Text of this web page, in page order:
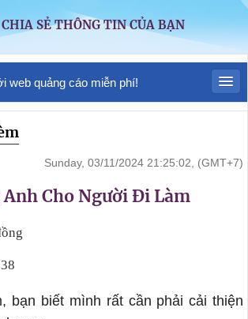
CHIA SẺ THÔNG TIN CỦA BẠN
web quảng cáo miễn phí!
Sunday, 03/11/2024 21:25:02, (GMT+7)
Cho Người Đi Làm
bạn biết mình rất cần phải cải thiện